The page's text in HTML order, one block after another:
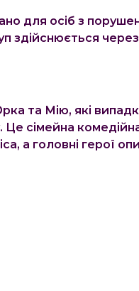
для осіб з
здійснюється
та Мію, які
сімейна комедійна
а головні герої